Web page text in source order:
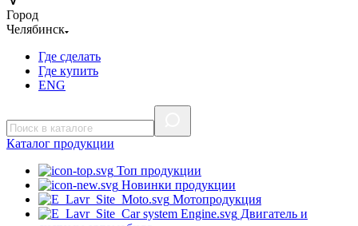
Город
Челябинск
Где сделать
Где купить
ENG
Каталог продукции
Топ продукции
Новинки продукции
Мотопродукция
Двигатель и